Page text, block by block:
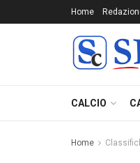
Home
CALCIO
Home